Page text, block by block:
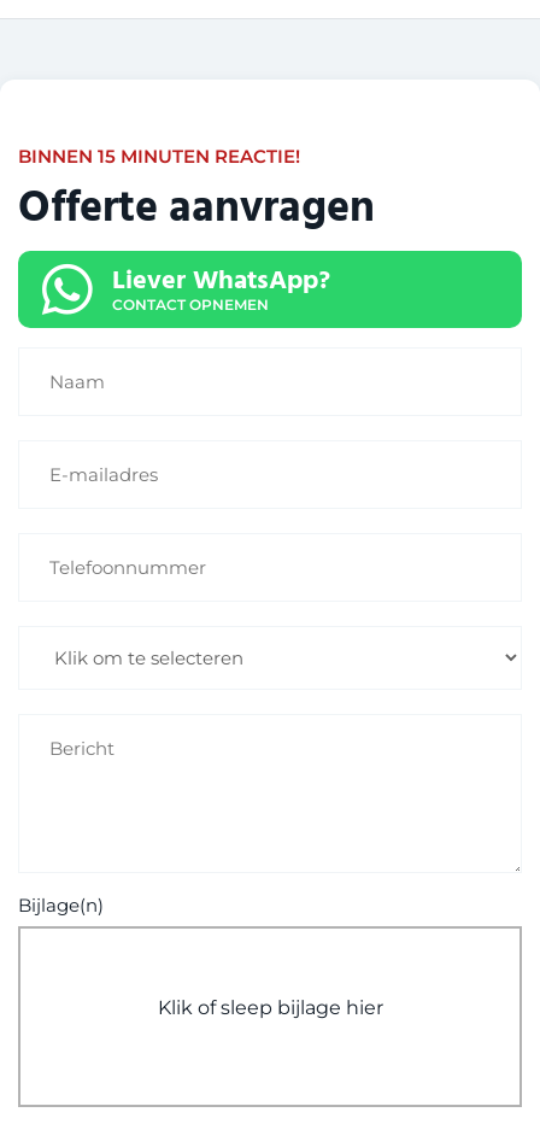
BINNEN 15 MINUTEN REACTIE!
Offerte aanvragen
Liever WhatsApp?
CONTACT OPNEMEN
Bijlage(n)
Klik of sleep bijlage hier